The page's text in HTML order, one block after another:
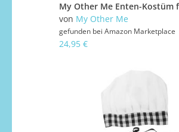
von My Other Me
gefunden bei Amazon Marketplace
24,95 €